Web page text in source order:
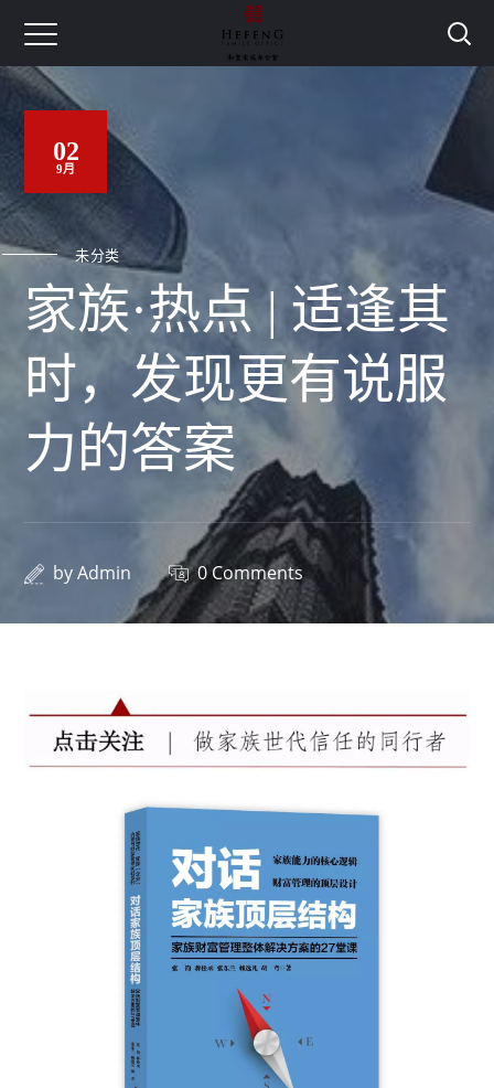
02
9月
未分类
家族·热点 | 适逢其
时，发现更有说服
力的答案
byAdmin 0 Comments